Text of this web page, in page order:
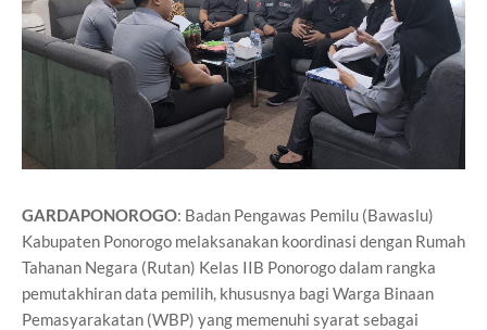
GARDAPONOROGO: Badan Pengawas Pemilu (Bawaslu)
Kabupaten Ponorogo melaksanakan koordinasi dengan Rumah
Tahanan Negara (Rutan) Kelas IIB Ponorogo dalam rangka
pemutakhiran data pemilih, khususnya bagi Warga Binaan
Pemasyarakatan (WBP) yang memenuhi syarat sebagai